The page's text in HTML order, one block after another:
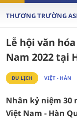
THƯƠNG TRƯỜNG
Lễ hội văn
Nam 2022 tại
DU LỊCH VIỆT - HÀN
Nhân kỷ niệm 30
Việt Nam - Hàn